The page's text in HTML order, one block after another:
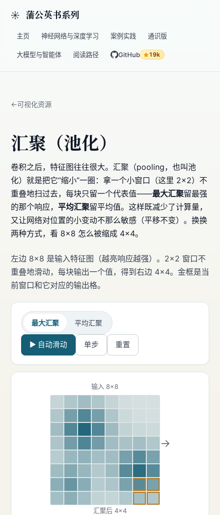
蒲公英书系列
主页 神经网络与深度学习 案例实践 通识版
大模型与智能体 阅读路径 GitHub 19k
可视化资源
汇聚（池化）
卷积之后，特征图往往很大。汇聚（pooling，也叫池
化）就是把它“缩小”一圈：拿一个小窗口（这里 2×2）不
重叠地扫过去，每块只留一个代表值——最大汇聚留最强
的那个响应， 平均汇聚留平均值。这样既减少了计算量，
又让网络对位置的小变动不那么敏感（平移不变）。换换
两种方式，看 8×8 怎么被缩成 4×4。
左边 8×8 是输入特征图（越亮响应越强）。2×2 窗口不
重叠地滑动，每块输出一个值，得到右边 4×4。金框是当
前窗口和它对应的输出格。
最大汇聚 平均汇聚
▶ 自动滑动 单步 重置
输入 8×8
→
汇聚后 4×4